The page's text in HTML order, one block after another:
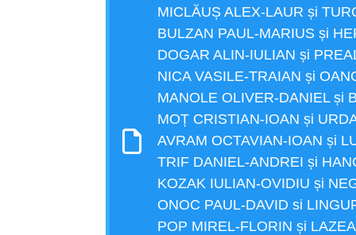
MICLĂUȘ ALEX-LAUR și
BULZAN PAUL-MARIUS și
DOGAR ALIN-IULIAN și
NICA VASILE-TRAIAN și
MANOLE OLIVER-DANIEL și
MOȚ CRISTIAN-IOAN și
AVRAM OCTAVIAN-IOAN și
TRIF DANIEL-ANDREI și
KOZAK IULIAN-OVIDIU și
ONOC PAUL-DAVID si
POP MIREL-FLORIN și